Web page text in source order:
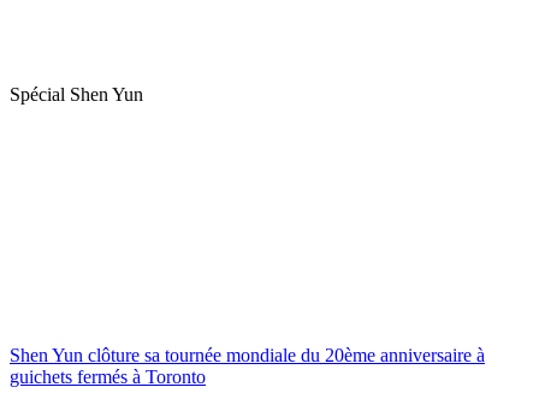
Spécial Shen Yun
Shen Yun clôture sa tournée mondiale du 20ème anniversaire à
guichets fermés à Toronto